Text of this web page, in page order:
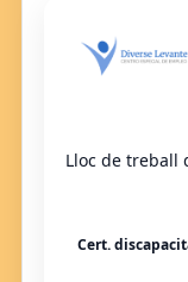
Lloc de treball
Cert.